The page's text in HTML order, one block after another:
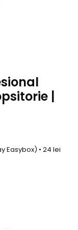
|
Easybox) • 24 lei